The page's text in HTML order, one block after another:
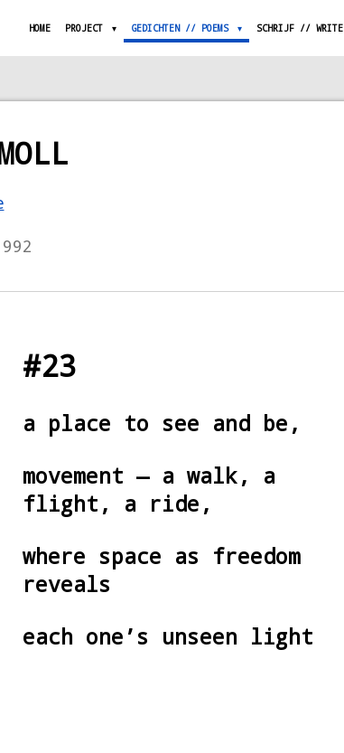
HOME PROJECT GEDICHTEN // POEMS SCHRIJF // WRITE
#23
a place to see and be,
movement — a walk, a
flight, a ride,
where space as freedom
reveals
each one’s unseen light